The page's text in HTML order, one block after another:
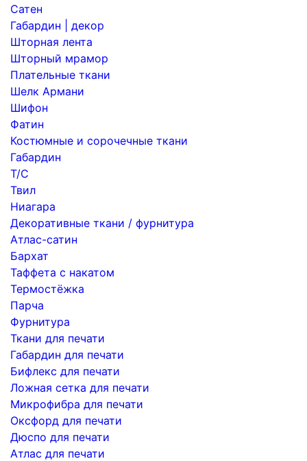
Сатен
Габардин | декор
Шторная лента
Шторный мрамор
Плательные ткани
Шелк Армани
Шифон
Фатин
Костюмные и сорочечные ткани
Габардин
Т/С
Твил
Ниагара
Декоративные ткани / фурнитура
Атлас-сатин
Бархат
Таффета с накатом
Термостёжка
Парча
Фурнитура
Ткани для печати
Габардин для печати
Бифлекс для печати
Ложная сетка для печати
Микрофибра для печати
Оксфорд для печати
Дюспо для печати
Атлас для печати